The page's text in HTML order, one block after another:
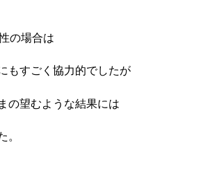
の場合は
もすごく協力的でしたが
の望むような結果には
。